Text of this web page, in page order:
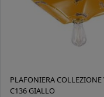
PLAFONIERA COLLEZIONE
C136 GIALLO